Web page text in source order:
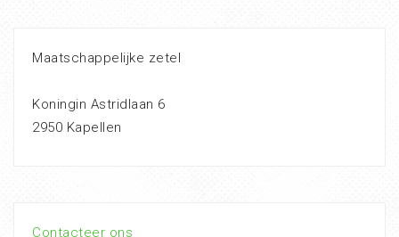
Maatschappelijke zetel
Koningin Astridlaan 6
2950 Kapellen
Contacteer ons